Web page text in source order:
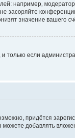
например,
засоряйте
значение вашего
только если
придётся
добавлять